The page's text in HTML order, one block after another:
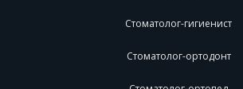
Стоматолог-гигиенист
Стоматолог-ортодонт